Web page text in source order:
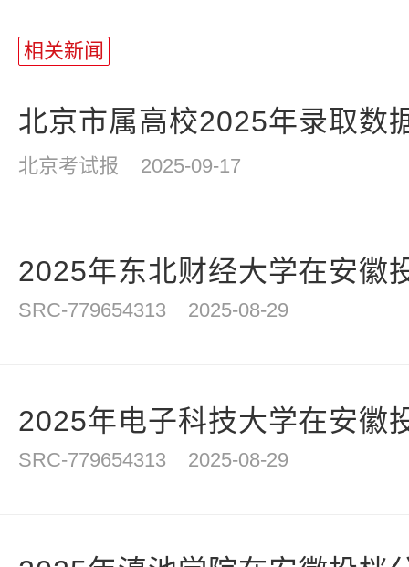
相关新闻
北京市属高校2025年录取数
北京考试报 2025-09-17
2025年东北财经大学在安徽
SRC-779654313 2025-08-29
2025年电子科技大学在安徽
SRC-779654313 2025-08-29